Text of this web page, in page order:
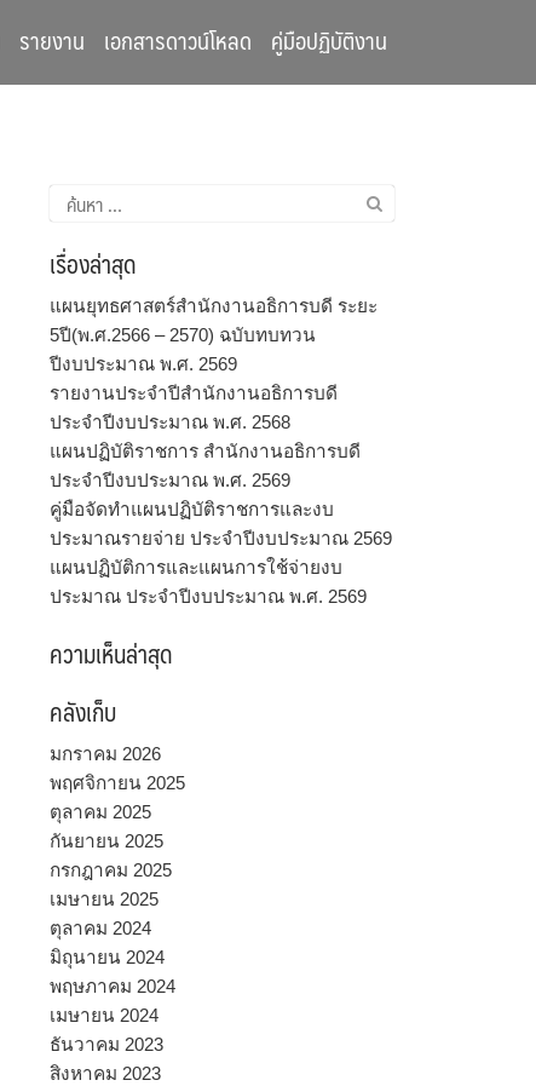
รายงาน เอกสารดาวน์โหลด คู่มือปฏิบัติงาน
ค้นหา
สำหรับ:
เรื่องล่าสุด
แผนยุทธศาสตร์สำนักงานอธิการบดี ระยะ
5ปี(พ.ศ.2566 – 2570) ฉบับทบทวน
ปีงบประมาณ พ.ศ. 2569
รายงานประจำปีสำนักงานอธิการบดี
ประจำปีงบประมาณ พ.ศ. 2568
แผนปฏิบัติราชการ สำนักงานอธิการบดี
ประจำปีงบประมาณ พ.ศ. 2569
คู่มือจัดทำแผนปฏิบัติราชการและงบ
ประมาณรายจ่าย ประจำปีงบประมาณ 2569
แผนปฏิบัติการและแผนการใช้จ่ายงบ
ประมาณ ประจำปีงบประมาณ พ.ศ. 2569
ความเห็นล่าสุด
คลังเก็บ
มกราคม 2026
พฤศจิกายน 2025
ตุลาคม 2025
กันยายน 2025
กรกฎาคม 2025
เมษายน 2025
ตุลาคม 2024
มิถุนายน 2024
พฤษภาคม 2024
เมษายน 2024
ธันวาคม 2023
สิงหาคม 2023